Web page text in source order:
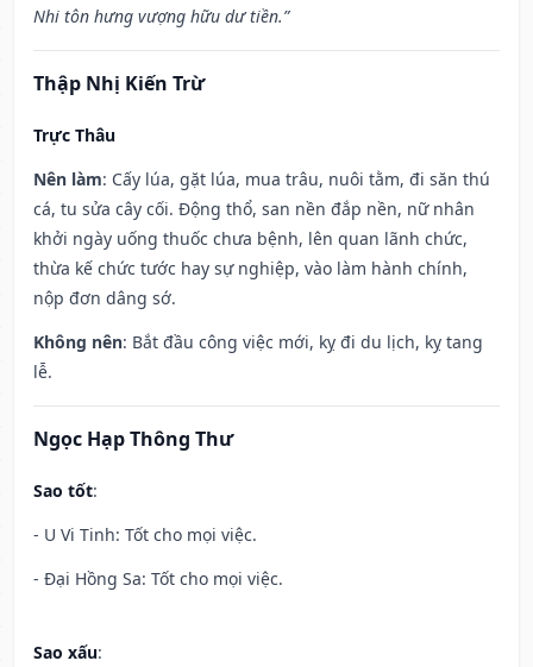
Nhi tôn hưng vượng hữu dư tiền.”
Thập Nhị Kiến Trừ
Trực Thâu
Nên làm: Cấy lúa, gặt lúa, mua trâu, nuôi tằm, đi săn thú
cá, tu sửa cây cối. Động thổ, san nền đắp nền, nữ nhân
khởi ngày uống thuốc chưa bệnh, lên quan lãnh chức,
thừa kế chức tước hay sự nghiệp, vào làm hành chính,
nộp đơn dâng sớ.
Không nên: Bắt đầu công việc mới, kỵ đi du lịch, kỵ tang
lễ.
Ngọc Hạp Thông Thư
Sao tốt:
- U Vi Tinh: Tốt cho mọi việc.
- Đại Hồng Sa: Tốt cho mọi việc.
Sao xấu: